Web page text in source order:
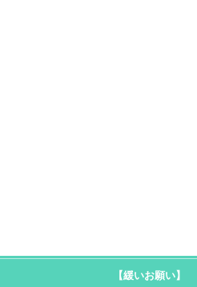
【緩いお願い】